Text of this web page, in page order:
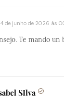
4 de junho de 2026 às
Te mando un
SIlva